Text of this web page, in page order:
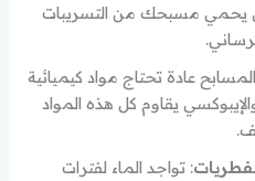
يحمي مسبحك من التسريبات
عادة تحتاج مواد كيميائية
يقاوم كل هذه المواد
: تواجد الماء لفترات